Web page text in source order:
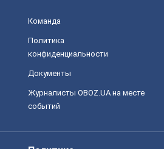
Команда
Политика
конфиденциальности
Документы
Журналисты OBOZ.UA на месте
событий